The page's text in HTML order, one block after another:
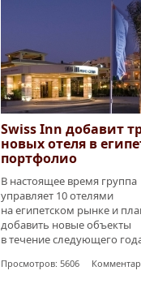
Swiss Inn добавит
новых отеля в
портфолио
В настоящее время группа
управляет 10 отелями
на египетском рынке и
добавить новые объекты
в течение следующего
Просмотров: 5606